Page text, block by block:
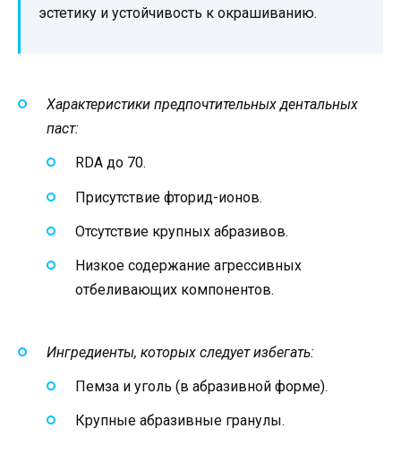
эстетику и устойчивость к окрашиванию.
Характеристики предпочтительных дентальных
паст:
RDA до 70.
Присутствие фторид-ионов.
Отсутствие крупных абразивов.
Низкое содержание агрессивных
отбеливающих компонентов.
Ингредиенты, которых следует избегать:
Пемза и уголь (в абразивной форме).
Крупные абразивные гранулы.